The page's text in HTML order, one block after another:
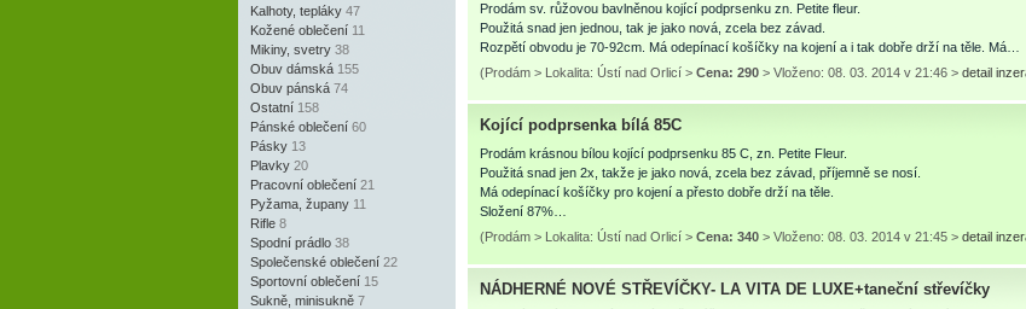
Kalhoty, tepláky 47
Kožené oblečení 11
Mikiny, svetry 38
Obuv dámská 155
Obuv pánská 74
Ostatní 158
Pánské oblečení 60
Pásky 13
Plavky 20
Pracovní oblečení 21
Pyžama, župany 11
Rifle 8
Spodní prádlo 38
Společenské oblečení 22
Sportovní oblečení 15
Sukně, minisukně 7
Prodám sv. růžovou bavlněnou kojící podprsenku zn. Petite fleur.
Použitá snad jen jednou, tak je jako nová, zcela bez závad.
Rozpětí obvodu je 70-92cm. Má odepínací košíčky na kojení a i tak dobře drží na těle. Má…
(Prodám > Lokalita: Ústí nad Orlicí > Cena: 290 > Vloženo: 08. 03. 2014 v 21:46 > detail
Kojící podprsenka bílá 85C
Prodám krásnou bílou kojící podprsenku 85 C, zn. Petite Fleur.
Použitá snad jen 2x, takže je jako nová, zcela bez závad, příjemně se nosí.
Má odepínací košíčky pro kojení a přesto dobře drží na těle.
Složení 87%…
(Prodám > Lokalita: Ústí nad Orlicí > Cena: 340 > Vloženo: 08. 03. 2014 v 21:45 > detail
NÁDHERNÉ NOVÉ STŘEVÍČKY- LA VITA DE LUXE+taneční střevíčky